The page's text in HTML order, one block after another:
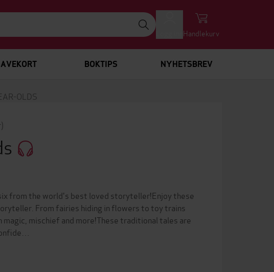
Handlekurv
BOKTIPS NYHETSBREV
OLDS
from the world's best loved storyteller!Enjoy these
From fairies hiding in flowers to toy trains
mischief and more!These traditional tales are